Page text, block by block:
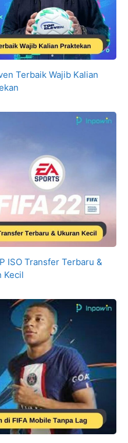
Terbaik Wajib Kalian
ISO Transfer Terbaru &
Kecil